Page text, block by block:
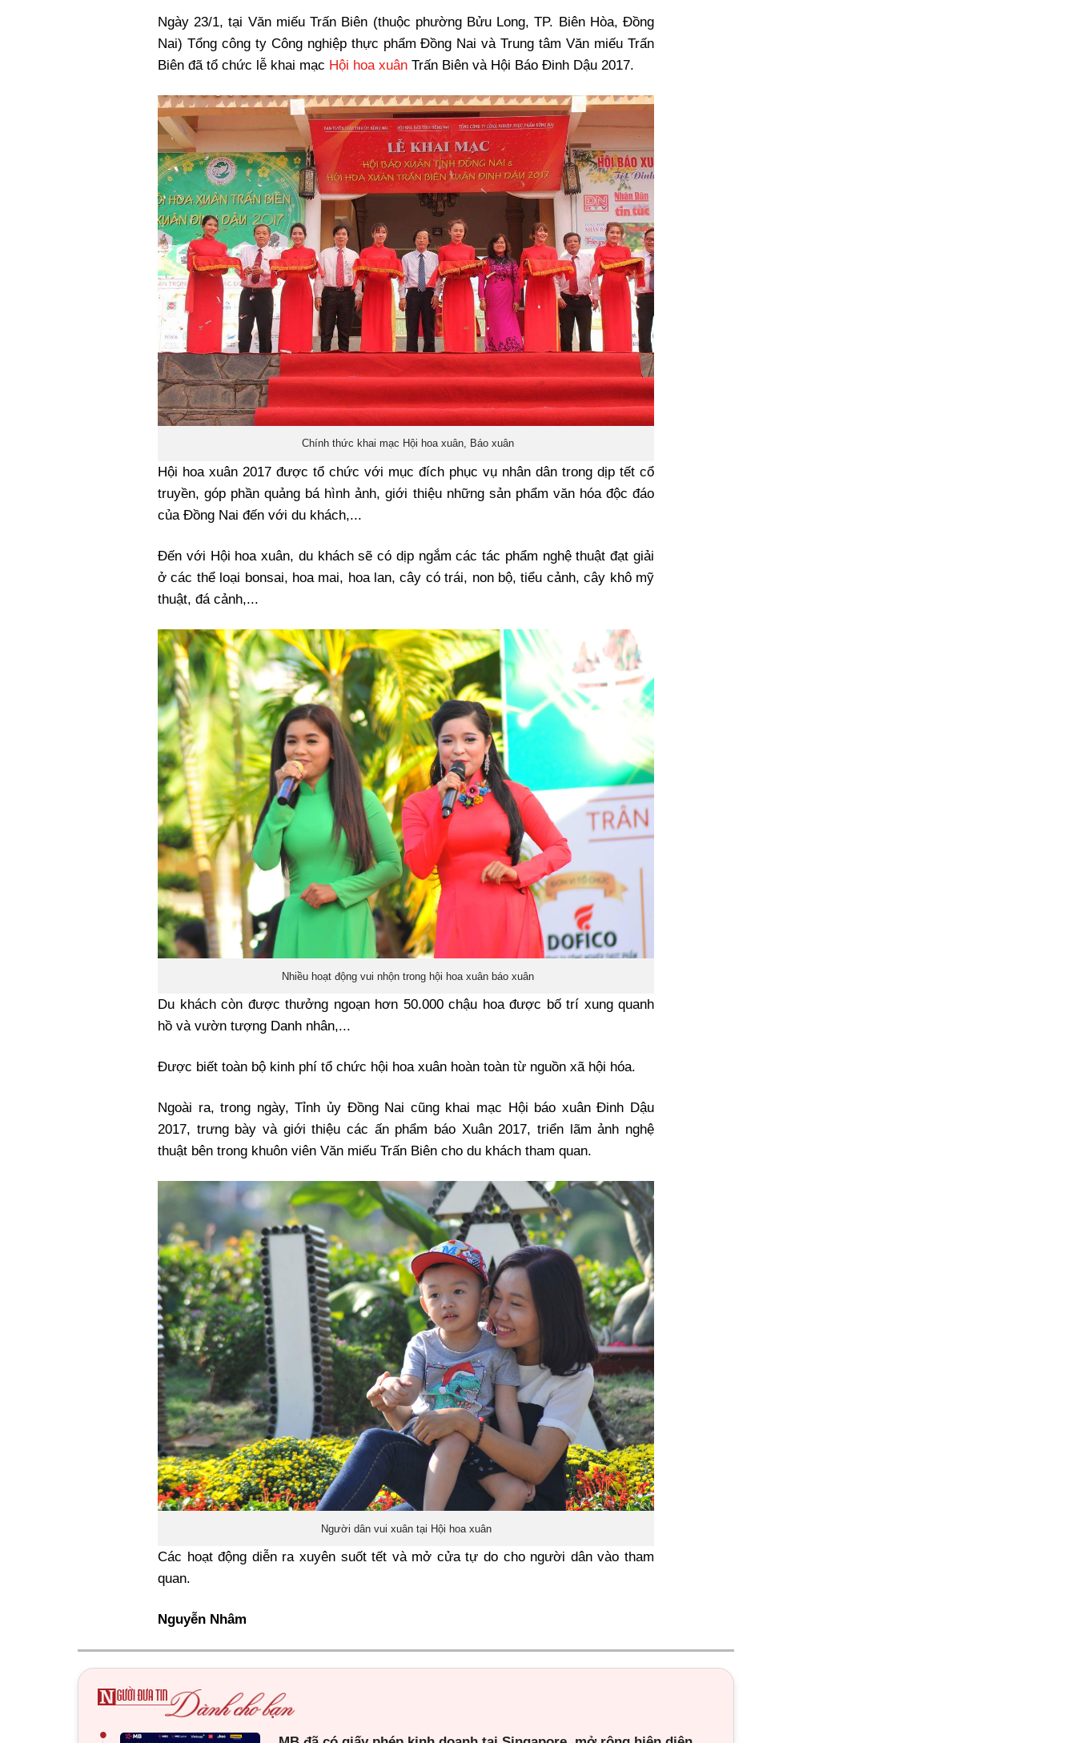
Ngày 23/1, tại Văn miếu Trấn Biên (thuộc phường Bửu Long, TP. Biên Hòa, Đồng
Nai) Tổng công ty Công nghiệp thực phẩm Đồng Nai và Trung tâm Văn miếu Trấn
Biên đã tổ chức lễ khai mạc Hội hoa xuân Trấn Biên và Hội Báo Đinh Dậu 2017.
Chính thức khai mạc Hội hoa xuân, Báo xuân
Hội hoa xuân 2017 được tổ chức với mục đích phục vụ nhân dân trong dịp tết cổ
truyền, góp phần quảng bá hình ảnh, giới thiệu những sản phẩm văn hóa độc đáo
của Đồng Nai đến với du khách,...
Đến với Hội hoa xuân, du khách sẽ có dịp ngắm các tác phẩm nghệ thuật đạt giải
ở các thể loại bonsai, hoa mai, hoa lan, cây có trái, non bộ, tiểu cảnh, cây khô mỹ
thuật, đá cảnh,...
Nhiều hoạt động vui nhộn trong hội hoa xuân báo xuân
Du khách còn được thưởng ngoạn hơn 50.000 chậu hoa được bố trí xung quanh
hồ và vườn tượng Danh nhân,...
Được biết toàn bộ kinh phí tổ chức hội hoa xuân hoàn toàn từ nguồn xã hội hóa.
Ngoài ra, trong ngày, Tỉnh ủy Đồng Nai cũng khai mạc Hội báo xuân Đinh Dậu
2017, trưng bày và giới thiệu các ấn phẩm báo Xuân 2017, triển lãm ảnh nghệ
thuật bên trong khuôn viên Văn miếu Trấn Biên cho du khách tham quan.
Người dân vui xuân tại Hội hoa xuân
Các hoạt động diễn ra xuyên suốt tết và mở cửa tự do cho người dân vào tham
quan.
Nguyễn Nhâm
•